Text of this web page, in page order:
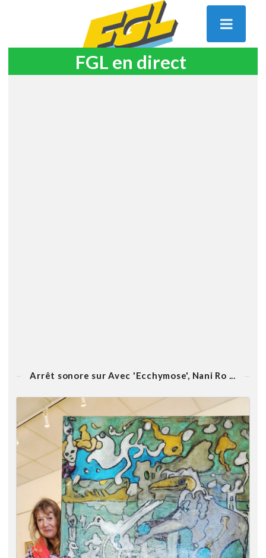
FGL en direct
Arrêt sonore sur Avec 'Ecchymose', Nani Ro ...